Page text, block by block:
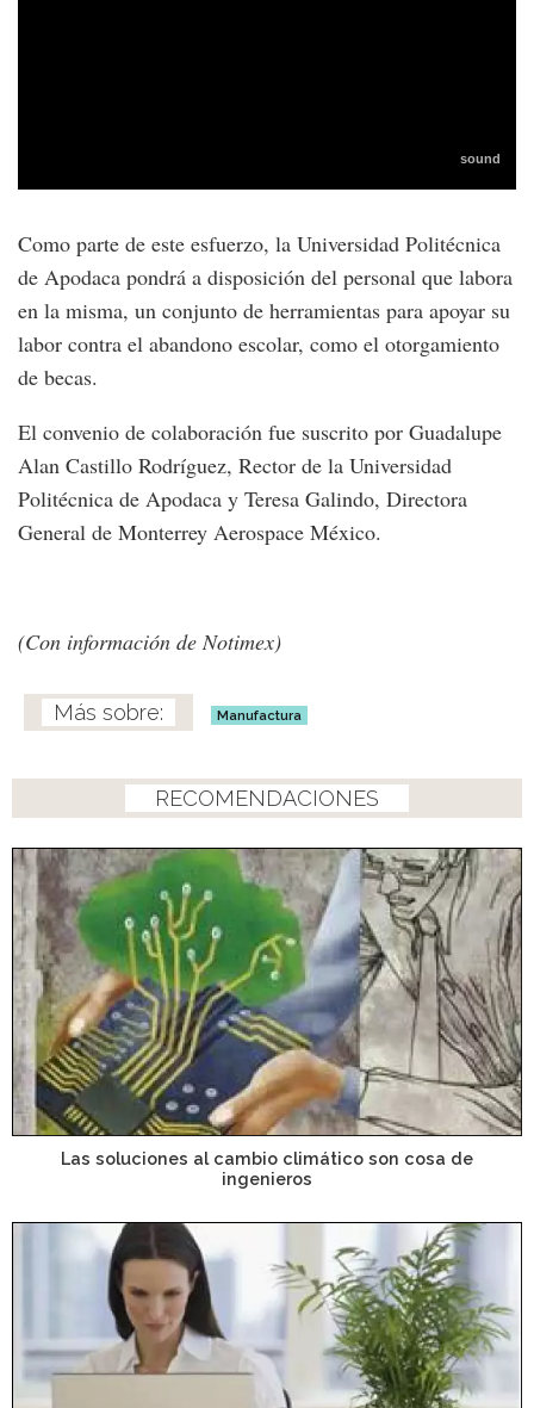
Como parte de este esfuerzo, la Universidad Politécnica
de Apodaca pondrá a disposición del personal que labora
en la misma, un conjunto de herramientas para apoyar su
labor contra el abandono escolar, como el otorgamiento
de becas.
El convenio de colaboración fue suscrito por Guadalupe
Alan Castillo Rodríguez, Rector de la Universidad
Politécnica de Apodaca y Teresa Galindo, Directora
General de Monterrey Aerospace México.
(Con información de Notimex)
Manufactura
RECOMENDACIONES
Las soluciones al cambio climático son cosa de
ingenieros